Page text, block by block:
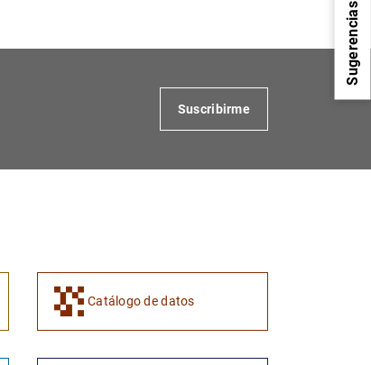
Sugerencias
Suscribirme
Catálogo de datos